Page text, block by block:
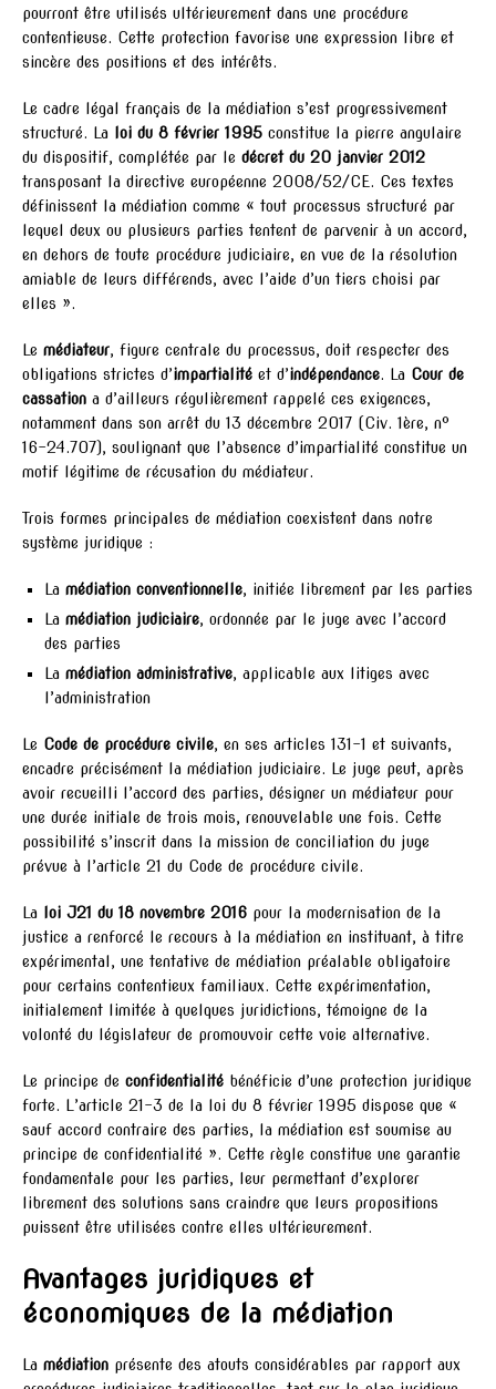
pourront être utilisés ultérieurement dans une procédure
contentieuse. Cette protection favorise une expression libre et
sincère des positions et des intérêts.
Le cadre légal français de la médiation s’est progressivement
structuré. La
loi du 8 février 1995 constitue la pierre angulaire
du dispositif, complétée par le décret du 20 janvier 2012
transposant la directive européenne 2008/52/CE. Ces textes
définissent la médiation comme « tout processus structuré par
lequel deux ou plusieurs parties tentent de parvenir à un accord,
en dehors de toute procédure judiciaire, en vue de la résolution
amiable de leurs différends, avec l’aide d’un tiers choisi par
elles ».
Le médiateur, figure centrale du processus, doit respecter des
obligations strictes d’impartialité et d’indépendance. La Cour de
cassation a d’ailleurs régulièrement rappelé ces exigences,
notamment dans son arrêt du 13 décembre 2017 (Civ. 1ère, n°
16-24.707), soulignant que l’absence d’impartialité constitue un
motif légitime de récusation du médiateur.
Trois formes principales de médiation coexistent dans notre
système juridique :
La médiation conventionnelle, initiée librement par les parties
La médiation judiciaire, ordonnée par le juge avec l’accord
des parties
La médiation administrative, applicable aux litiges avec
l’administration
Le Code de procédure civile, en ses articles 131-1 et suivants,
encadre précisément la médiation judiciaire. Le juge peut, après
avoir recueilli l’accord des parties, désigner un médiateur pour
une durée initiale de trois mois, renouvelable une fois. Cette
possibilité s’inscrit dans la mission de conciliation du juge
prévue à l’article 21 du Code de procédure civile.
La loi J21 du 18 novembre 2016 pour la modernisation de la
justice a renforcé le recours à la médiation en instituant, à titre
expérimental, une tentative de médiation préalable obligatoire
pour certains contentieux familiaux. Cette expérimentation,
initialement limitée à quelques juridictions, témoigne de la
volonté du législateur de promouvoir cette voie alternative.
Le principe de confidentialité bénéficie d’une protection juridique
forte. L’article 21-3 de la loi du 8 février 1995 dispose que «
sauf accord contraire des parties, la médiation est soumise au
principe de confidentialité ». Cette règle constitue une garantie
fondamentale pour les parties, leur permettant d’explorer
librement des solutions sans craindre que leurs propositions
puissent être utilisées contre elles ultérieurement.
Avantages juridiques et
économiques de la médiation
La médiation présente des atouts considérables par rapport aux